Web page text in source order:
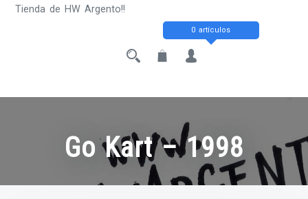
Tienda de HW Argento!!
0 artículos
Go Kart – 1998